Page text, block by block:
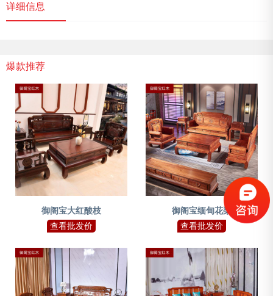
详细信息
爆款推荐
御阁宝大红酸枝
查看批发价
御阁宝缅甸花梨
查看批发价